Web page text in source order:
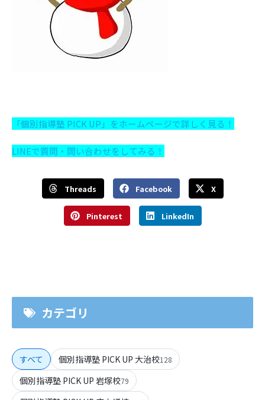
「個別指導塾 PICK UP」をホームページで詳しく見る！
LINEで質問・問い合わせをしてみる！
Threads Facebook X
Pinterest LinkedIn
カテゴリ
すべて 個別指導塾 PICK UP 大治校128
個別指導塾 PICK UP 岩塚校79